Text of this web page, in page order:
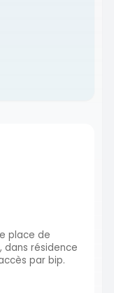
place de
dans résidence
par bip.